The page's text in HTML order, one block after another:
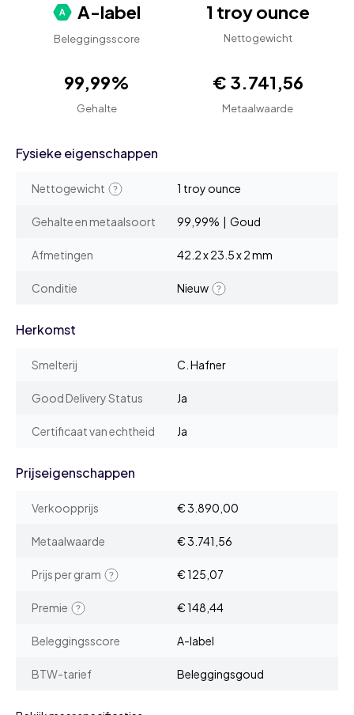
A-label
Beleggingsscore
1 troy ounce
Nettogewicht
99,99%
Gehalte
€ 3.741,56
Metaalwaarde
Fysieke eigenschappen
Nettogewicht 1 troy ounce
Gehalte en metaalsoort 99,99% | Goud
Afmetingen 42.2 x 23.5 x 2 mm
Conditie Nieuw
Herkomst
Smelterij C. Hafner
Good Delivery Status Ja
Certificaat van echtheid Ja
Prijseigenschappen
Verkoopprijs € 3.890,00
Metaalwaarde € 3.741,56
Prijs per gram € 125,07
Premie € 148,44
Beleggingsscore A-label
BTW-tarief Beleggingsgoud